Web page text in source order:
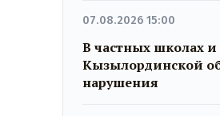
07.08.2026 15:00
В частных школах и
Кызылординской
нарушения